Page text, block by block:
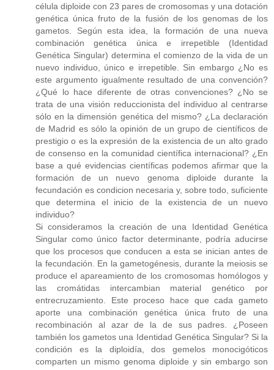
célula diploide con 23 pares de cromosomas y una dotación
genética única fruto de la fusión de los genomas de los
gametos. Según esta idea, la formación de una nueva
combinación genética única e irrepetible (Identidad
Genética Singular) determina el comienzo de la vida de un
nuevo individuo, único e irrepetible. Sin embargo ¿No es
este argumento igualmente resultado de una convención?
¿Qué lo hace diferente de otras convenciones? ¿No se
trata de una visión reduccionista del individuo al centrarse
sólo en la dimensión genética del mismo? ¿La declaración
de Madrid es sólo la opinión de un grupo de científicos de
prestigio o es la expresión de la existencia de un alto grado
de consenso en la comunidad científica internacional? ¿En
base a qué evidencias científicas podemos afirmar que la
formación de un nuevo genoma diploide durante la
fecundación es condicion necesaria y, sobre todo, suficiente
que determina el inicio de la existencia de un nuevo
individuo?
Si consideramos la creación de una Identidad Genética
Singular como único factor determinante, podría aducirse
que los procesos que conducen a esta se inician antes de
la fecundación. En la gametogénesis, durante la meiosis se
produce el apareamiento de los cromosomas homólogos y
las cromátidas intercambian material genético por
entrecruzamiento. Este proceso hace que cada gameto
aporte una combinación genética única fruto de una
recombinación al azar de la de sus padres. ¿Poseen
también los gametos una Identidad Genética Singular? Si la
condición es la diploidía, dos gemelos monocigóticos
comparten un mismo genoma diploide y sin embargo son